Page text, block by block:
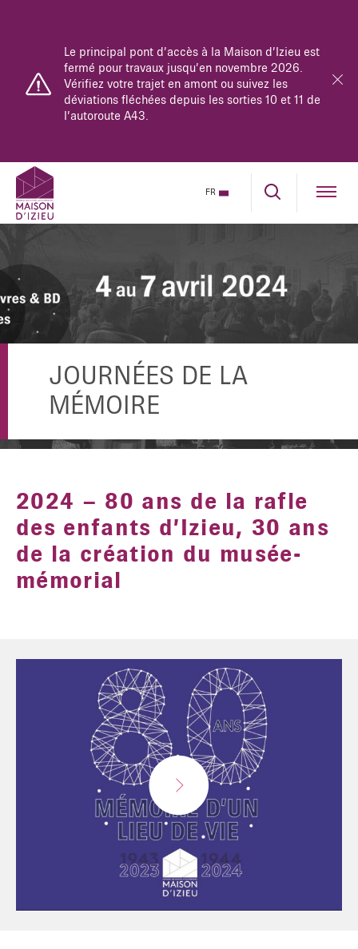
Le principal pont d’accès à la Maison d’Izieu est
fermé pour travaux jusqu’en novembre 2026.
Vérifiez votre trajet en amont ou suivez les
déviations fléchées depuis les sorties 10 et 11 de
l’autoroute A43.
FR
JOURNÉES DE LA
MÉMOIRE
2024 – 80 ans de la rafle
des enfants d’Izieu, 30 ans
de la création du musée-
mémorial
Veuillez accepter le fonctionnelle, analytique,
publicité consentement des cookies